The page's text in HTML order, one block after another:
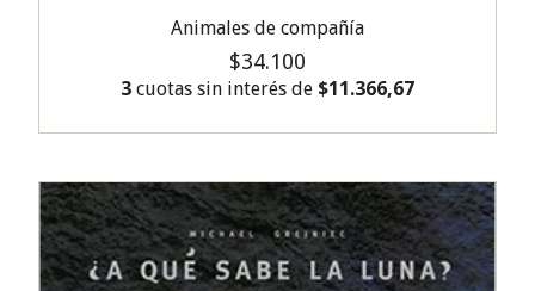
Animales de compañía
$34.100
3 cuotas sin interés de $11.366,67